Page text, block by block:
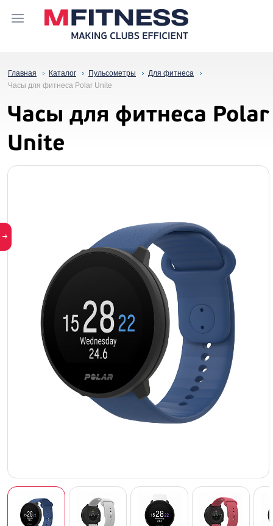
Главная Каталог Пульсометры
Для фитнеса
Часы для фитнеса Polar Unite
Часы для фитнеса Polar
Unite